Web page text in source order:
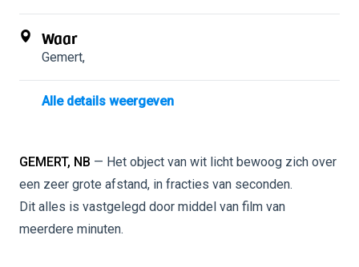
Waar
Gemert,
Alle details weergeven
GEMERT, NB — Het object van wit licht bewoog zich over
een zeer grote afstand, in fracties van seconden.
Dit alles is vastgelegd door middel van film van
meerdere minuten.